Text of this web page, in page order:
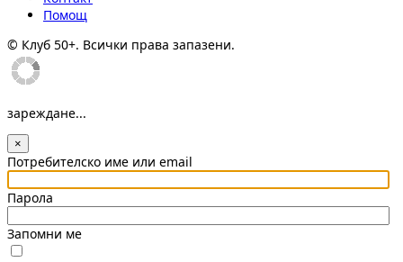
Помощ
© Клуб 50+. Всички права запазени.
зареждане...
×
Потребителско име или email
Парола
Запомни ме